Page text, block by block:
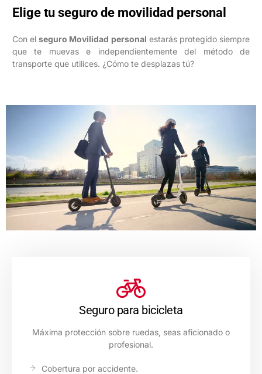
Elige tu seguro de movilidad personal
Con elseguro Movilidad personal estarás protegido siempre
que te muevas e independientemente del método de
transporte que utilices. ¿Cómo te desplazas tú?
Seguro para bicicleta
Máxima protección sobre ruedas, seas aficionado o
profesional.
Cobertura por accidente.